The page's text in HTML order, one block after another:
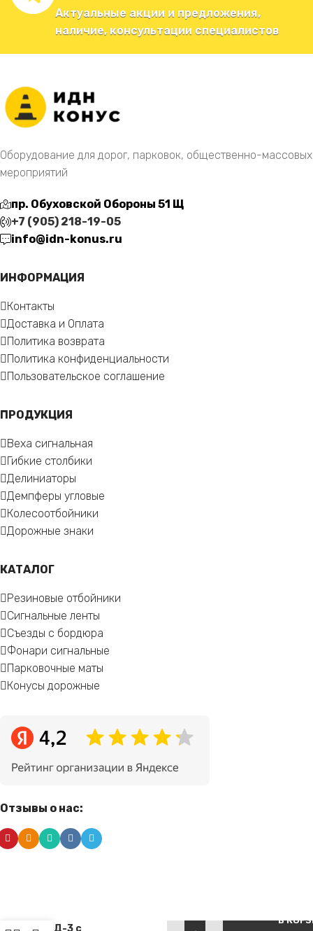
Актуальные акции и предложения,
наличие, консультации специалистов
Оборудование для дорог, парковок, общественно-массовых
мероприятий
пр. Обуховской Обороны 51 Щ
+7 (905) 218-19-05
info@idn-konus.ru
ИНФОРМАЦИЯ
Контакты
Доставка и Оплата
Политика возврата
Политика конфиденциальности
Пользовательское соглашение
ПРОДУКЦИЯ
Веха сигнальная
Гибкие столбики
Делиниаторы
Демпферы угловые
Колесоотбойники
Дорожные знаки
КАТАЛОГ
Резиновые отбойники
Сигнальные ленты
Съезды с бордюра
Фонари сигнальные
Парковочные маты
Конусы дорожные
Отзывы о нас:
ДД-3 с
В